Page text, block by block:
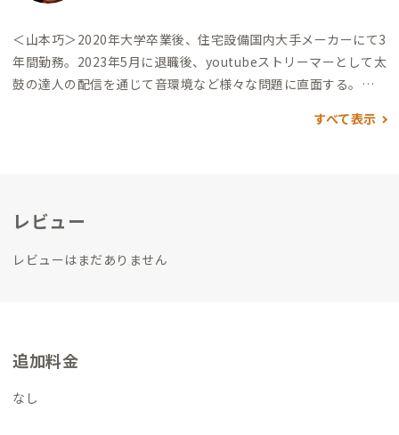
＜山本巧＞2020年大学卒業後、住宅設備国内大手メーカーにて3
年間勤務。2023年5月に退職後、youtubeストリーマーとして太
鼓の達人の配信を通じて音環境など様々な問題に直面する。 問
これが動機となり、株式会
すべて表示
レビュー
レビューはまだありません
追加料金
なし